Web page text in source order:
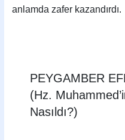
anlamda zafer kazandırdı.
PEYGAMBER
(Hz.
Nasıldı?)